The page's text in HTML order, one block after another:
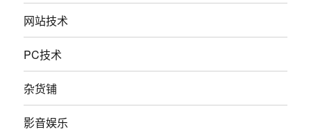
网站技术
PC技术
杂货铺
影音娱乐